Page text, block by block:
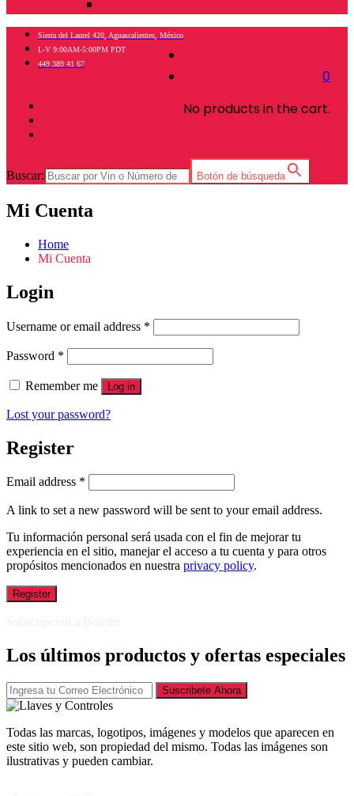
0
No products in the cart.
Sierra del Laurel 420, Aguascalientes, México
L-V 9:00AM-5:00PM PDT
449 389 41 67
Buscar: Botón de búsqueda
Mi Cuenta
Home
Mi Cuenta
Login
Username or email address *
Password *
Remember me Log in
Lost your password?
Register
Email address *
A link to set a new password will be sent to your email address.
Tu información personal será usada con el fin de mejorar tu
experiencia en el sitio, manejar el acceso a tu cuenta y para otros
propósitos mencionados en nuestra privacy policy.
Register
Los últimos productos y ofertas especiales
Suscribete Ahora
Todas las marcas, logotipos, imágenes y modelos que aparecen en
este sitio web, son propiedad del mismo. Todas las imágenes son
ilustrativas y pueden cambiar.